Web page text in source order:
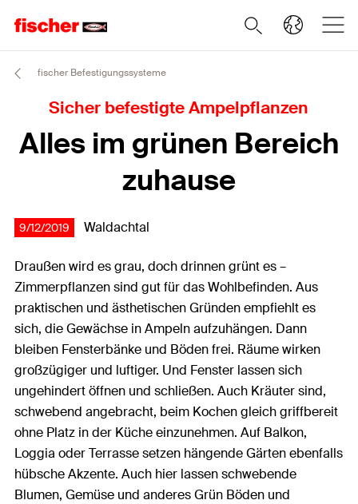
fischer Befestigungssysteme
Sicher befestigte Ampelpflanzen
Alles im grünen Bereich
zuhause
9/12/2019 Waldachtal
Draußen wird es grau, doch drinnen grünt es –
Zimmerpflanzen sind gut für das Wohlbefinden. Aus
praktischen und ästhetischen Gründen empfiehlt es
sich, die Gewächse in Ampeln aufzuhängen. Dann
bleiben Fensterbänke und Böden frei. Räume wirken
großzügiger und luftiger. Und Fenster lassen sich
ungehindert öffnen und schließen. Auch Kräuter sind,
schwebend angebracht, beim Kochen gleich griffbereit
ohne Platz in der Küche einzunehmen. Auf Balkon,
Loggia oder Terrasse setzen hängende Gärten ebenfalls
hübsche Akzente. Auch hier lassen schwebende
Blumen, Gemüse und anderes Grün Böden und